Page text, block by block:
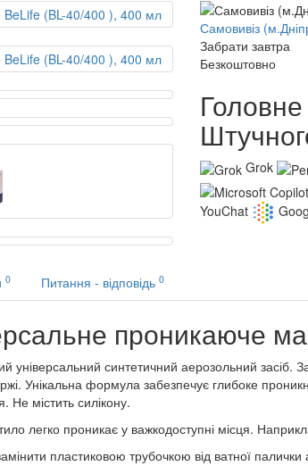
Самовивіз
Забрати завтра
Безкоштовно
Grok
YouChat
0 Питання - відповідь 0
проникаюче
універсальний синтетичний аерозольний
Унікальна формула забезпечує глибоке
Не містить силікону.
легко проникає у важкодоступні місця.
пластиковою трубочкою від ватної